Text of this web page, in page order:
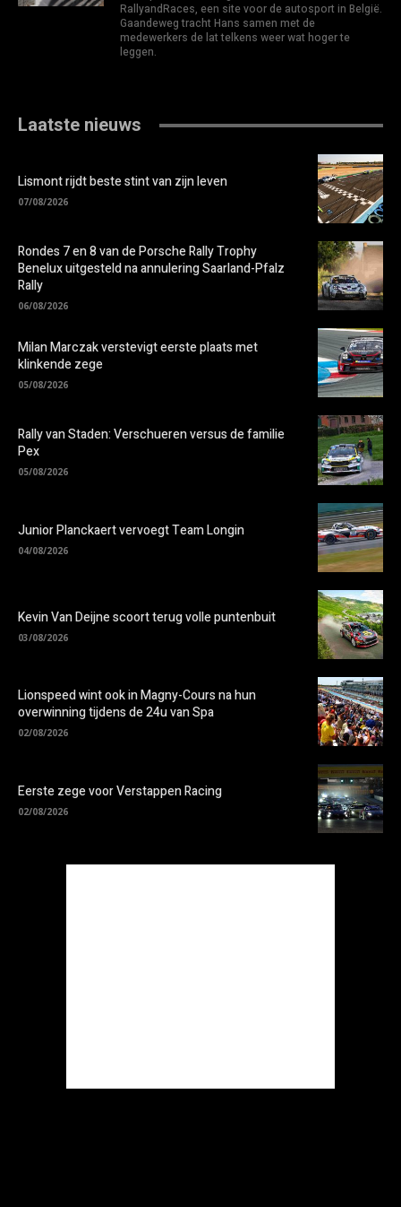
RallyandRaces, een site voor de autosport in België.
Gaandeweg tracht Hans samen met de
medewerkers de lat telkens weer wat hoger te
leggen.
Laatste nieuws
Lismont rijdt beste stint van zijn leven
07/08/2026
Rondes 7 en 8 van de Porsche Rally Trophy
Benelux uitgesteld na annulering Saarland-Pfalz
Rally
06/08/2026
Milan Marczak verstevigt eerste plaats met
klinkende zege
05/08/2026
Rally van Staden: Verschueren versus de familie
Pex
05/08/2026
Junior Planckaert vervoegt Team Longin
04/08/2026
Kevin Van Deijne scoort terug volle puntenbuit
03/08/2026
Lionspeed wint ook in Magny-Cours na hun
overwinning tijdens de 24u van Spa
02/08/2026
Eerste zege voor Verstappen Racing
02/08/2026